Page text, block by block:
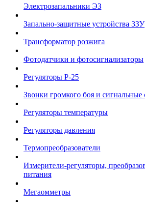
Электрозапальники ЭЗ
Запально-защитные устройства ЗЗУ
Трансформатор розжига
Фотодатчики и фотосигнализаторы
Регуляторы Р-25
Звонки громкого боя и сигнальные
Регуляторы температуры
Регуляторы давления
Термопреобразователи
Измерители-регуляторы,
питания
Мегаомметры